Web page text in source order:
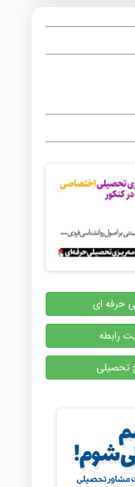
حرفه ای
رابطه
تحصیلی